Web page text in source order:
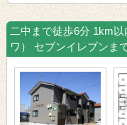
二中まで徒歩6分 1km
ワ） セブンイレブンま